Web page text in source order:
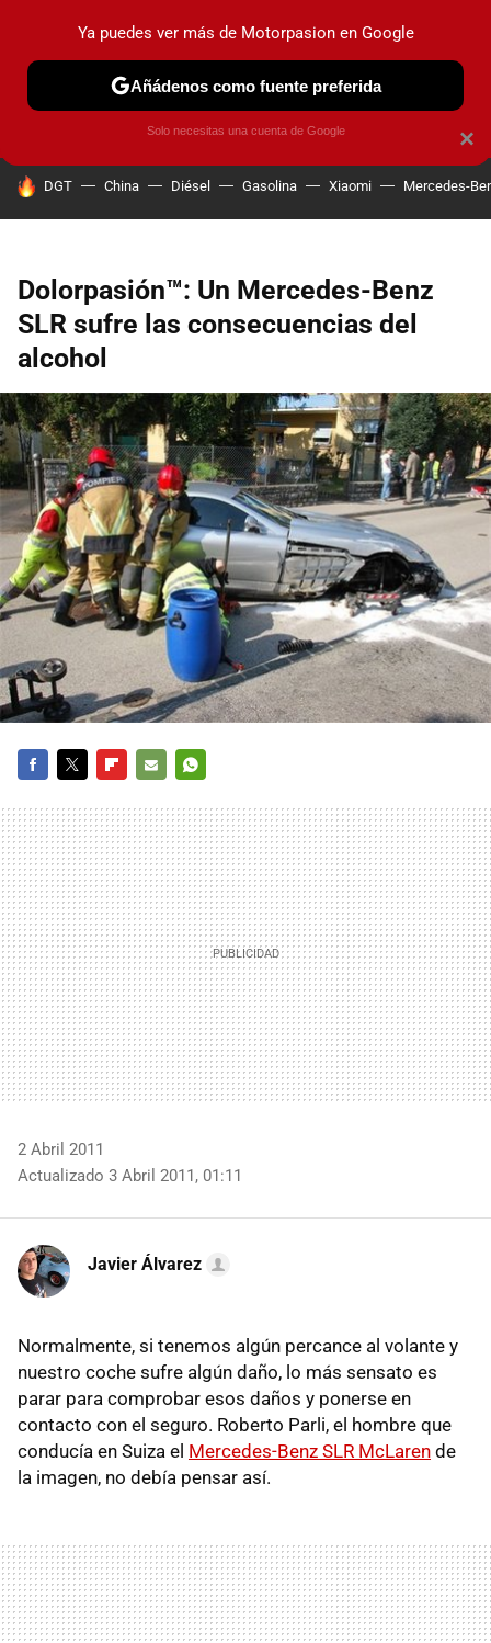
PRUEBAS COCHES ELÉCTRICOS OBSERVATORIO
HOY SE HABLA DE
DGT China Diésel Gasolina Xiaomi Mercedes-
Dolorpasión™: Un Mercedes-Benz
SLR sufre las consecuencias del
alcohol
MAIL
2 Abril 2011
Actualizado 3 Abril 2011, 01:11
Javier Álvarez
Normalmente, si tenemos algún percance al volante y
nuestro coche sufre algún daño, lo más sensato es
parar para comprobar esos daños y ponerse en
contacto con el seguro. Roberto Parli, el hombre que
conducía en Suiza el Mercedes-Benz SLR McLaren de
la imagen, no debía pensar así.
×
Ya puedes ver más de Motorpasion en Google
Añádenos como fuente preferida
Solo necesitas una cuenta de Google